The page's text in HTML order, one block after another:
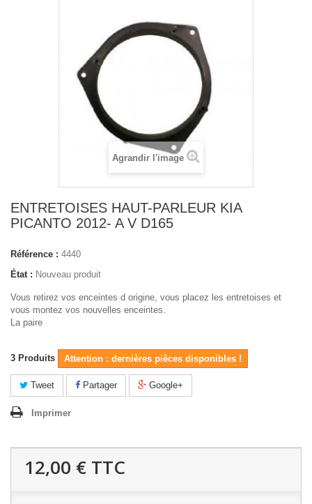
Agrandir l'image
ENTRETOISES HAUT-PARLEUR KIA
PICANTO 2012- A V D165
Référence : 4440
État : Nouveau produit
Vous retirez vos enceintes d origine, vous placez les entretoises et
vous montez vos nouvelles enceintes.
La paire
3 Produits Attention : dernières pièces disponibles !
Tweet Partager Google+
Imprimer
12,00 € TTC